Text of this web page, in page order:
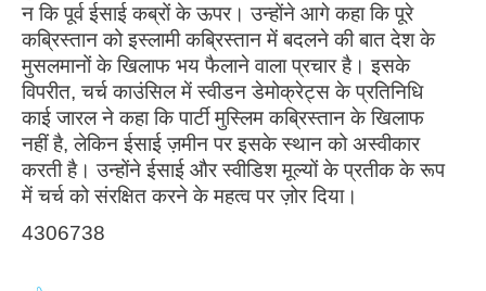
न कि पूर्व ईसाई कब्रों के ऊपर। उन्होंने आगे कहा कि पूरे
कब्रिस्तान को इस्लामी कब्रिस्तान में बदलने की बात देश के
मुसलमानों के खिलाफ भय फैलाने वाला प्रचार है। इसके
विपरीत, चर्च काउंसिल में स्वीडन डेमोक्रेट्स के प्रतिनिधि
काई जारल ने कहा कि पार्टी मुस्लिम कब्रिस्तान के खिलाफ
नहीं है, लेकिन ईसाई ज़मीन पर इसके स्थान को अस्वीकार
करती है। उन्होंने ईसाई और स्वीडिश मूल्यों के प्रतीक के रूप
में चर्च को संरक्षित करने के महत्व पर ज़ोर दिया।
4306738